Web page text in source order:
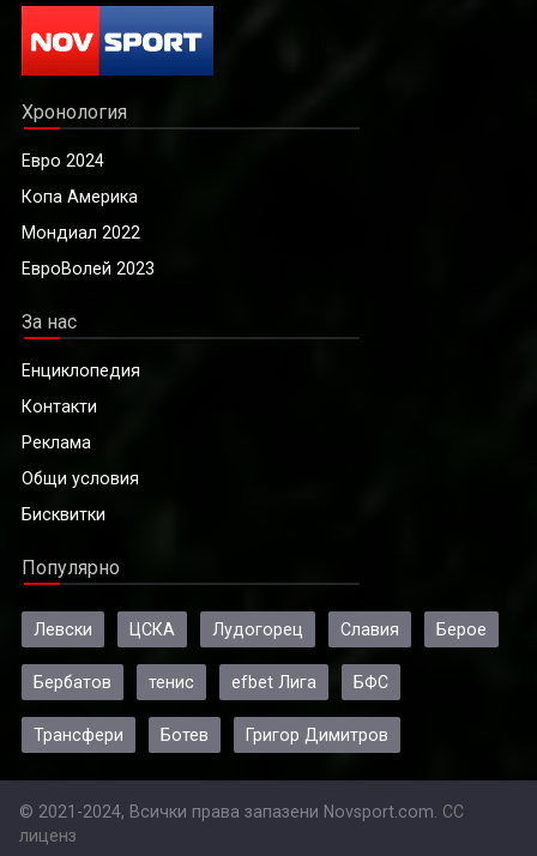
Хронология
Евро 2024
Копа Америка
Мондиал 2022
ЕвроВолей 2023
За нас
Енциклопедия
Контакти
Реклама
Общи условия
Бисквитки
Популярно
Левски ЦСКА Лудогорец Славия Берое
Бербатов тенис efbet Лига БФС
Трансфери Ботев Григор Димитров
© 2021-2024, Всички права запазени Novsport.com. CC
лиценз